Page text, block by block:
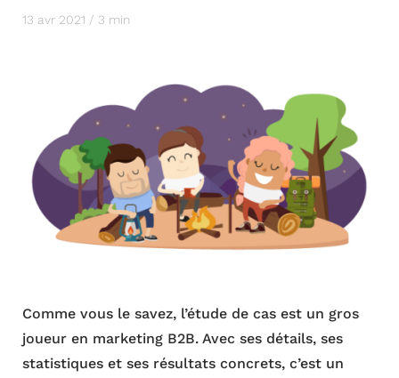
13 avr 2021 / 3 min
Comme vous le savez, l’étude de cas est un gros
joueur en marketing B2B. Avec ses détails, ses
statistiques et ses résultats concrets, c’est un